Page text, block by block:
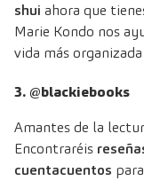
shui ahora que
Marie Kondo nos
vida más
3. @blackiebooks
Amantes de la
Encontraréis
cuentacuentos